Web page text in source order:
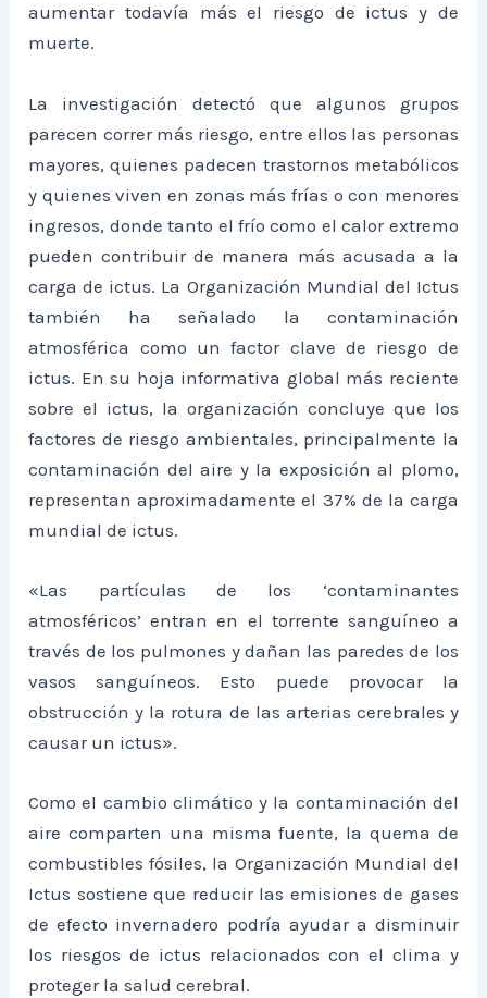
aumentar todavía más el riesgo de ictus y de
muerte.
La investigación detectó que algunos grupos
parecen correr más riesgo, entre ellos las personas
mayores, quienes padecen trastornos metabólicos
y quienes viven en zonas más frías o con menores
ingresos, donde tanto el frío como el calor extremo
pueden contribuir de manera más acusada a la
carga de ictus. La Organización Mundial del Ictus
también ha señalado la contaminación
atmosférica como un factor clave de riesgo de
ictus. En su hoja informativa global más reciente
sobre el ictus, la organización concluye que los
factores de riesgo ambientales, principalmente la
contaminación del aire y la exposición al plomo,
representan aproximadamente el 37% de la carga
mundial de ictus.
«Las partículas de los ‘contaminantes
atmosféricos’ entran en el torrente sanguíneo a
través de los pulmones y dañan las paredes de los
vasos sanguíneos. Esto puede provocar la
obstrucción y la rotura de las arterias cerebrales y
causar un ictus».
Como el cambio climático y la contaminación del
aire comparten una misma fuente, la quema de
combustibles fósiles, la Organización Mundial del
Ictus sostiene que reducir las emisiones de gases
de efecto invernadero podría ayudar a disminuir
los riesgos de ictus relacionados con el clima y
proteger la salud cerebral.